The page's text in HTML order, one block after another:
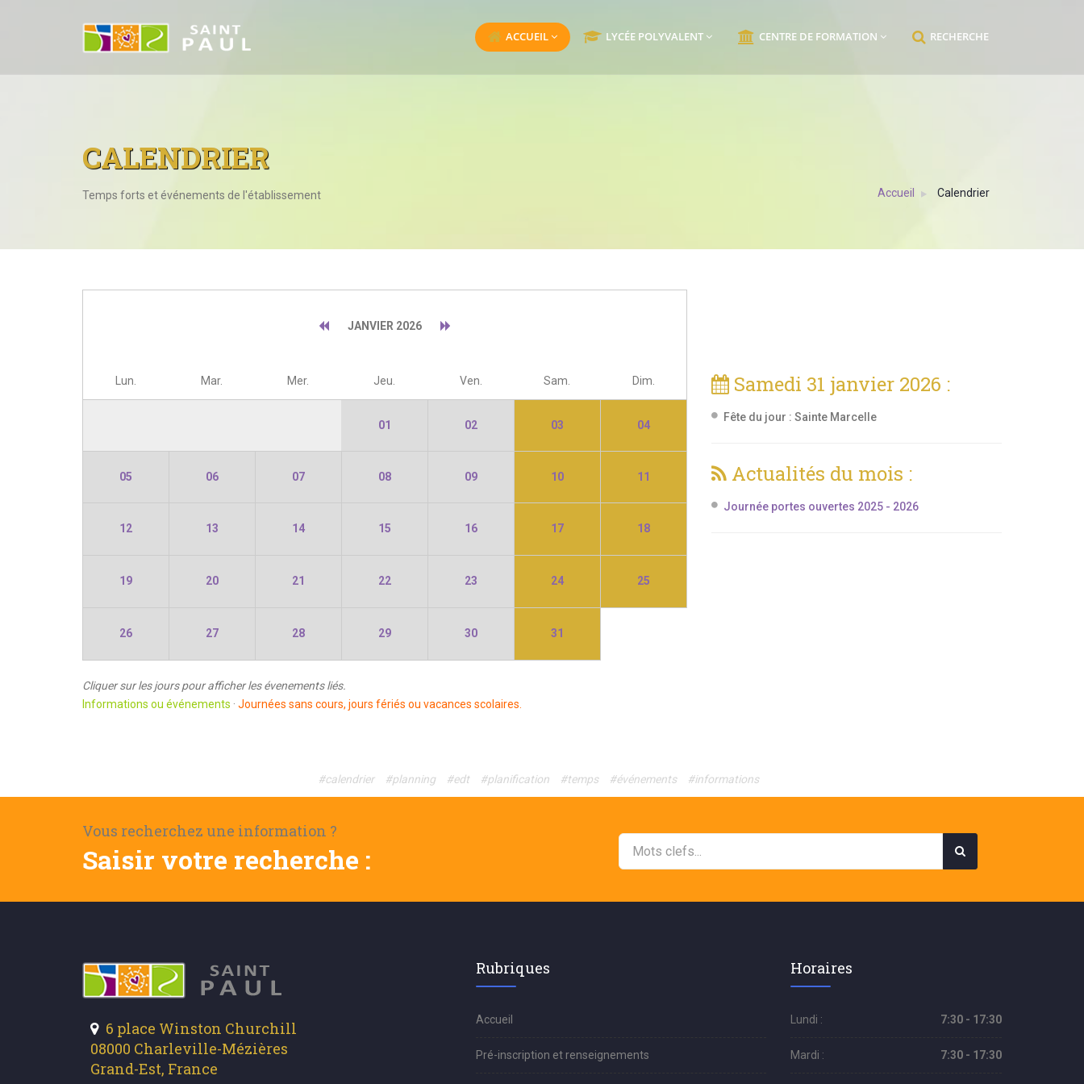
ACCUEIL LYCÉE POLYVALENT CENTRE DE FORMATION RECHERCHE
CALENDRIER
Temps forts et événements de l'établissement Accueil Calendrier
JANVIER 2026
Lun. Mar. Mer. Jeu. Ven. Sam. Dim.
01 02 03 04
05 06 07 08 09 10 11
12 13 14 15 16 17 18
19 20 21 22 23 24 25
26 27 28 29 30 31
Cliquer sur les jours pour afficher les évenements liés.
Informations ou événements · Journées sans cours, jours fériés ou vacances scolaires.
Samedi 31 janvier 2026 :
Fête du jour : Sainte Marcelle
Actualités du mois :
Journée portes ouvertes 2025 - 2026
#calendrier #planning #edt #planification #temps #événements #informations
Vous recherchez une information ?
Saisir votre recherche :
6 place Winston Churchill
08000 Charleville-Mézières
Grand-Est, France
Rubriques
Accueil
Pré-inscription et renseignements
Horaires
Lundi : 7:30 - 17:30
Mardi : 7:30 - 17:30